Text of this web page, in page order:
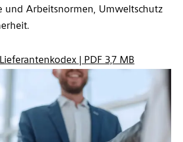
und Arbeitsnormen, Umweltschutz
| PDF 3,7 MB